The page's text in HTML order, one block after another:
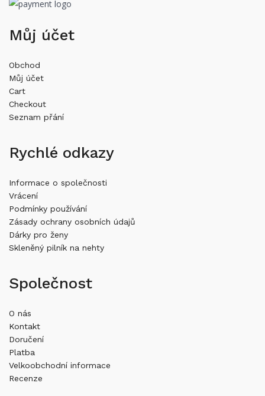
Můj účet
Obchod
Můj účet
Cart
Checkout
Seznam přání
Rychlé odkazy
Informace o společnosti
Vrácení
Podmínky používání
Zásady ochrany osobních údajů
Dárky pro ženy
Skleněný pilník na nehty
Společnost
O nás
Kontakt
Doručení
Platba
Velkoobchodní informace
Recenze